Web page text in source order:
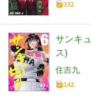
332
サンキ
ス)
住吉九
142